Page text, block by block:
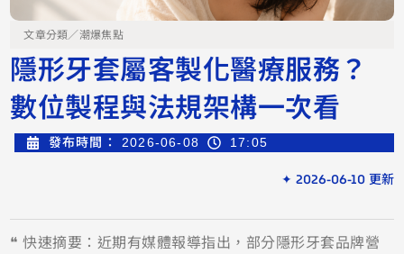
文章分類／潮爆焦點
隱形牙套屬客製化醫療服務？
數位製程與法規架構一次看
發布時間： 2026-06-08 17:05
✦ 2026-06-10 更新
❝ 快速摘要：近期有媒體報導指出，部分隱形牙套品牌營